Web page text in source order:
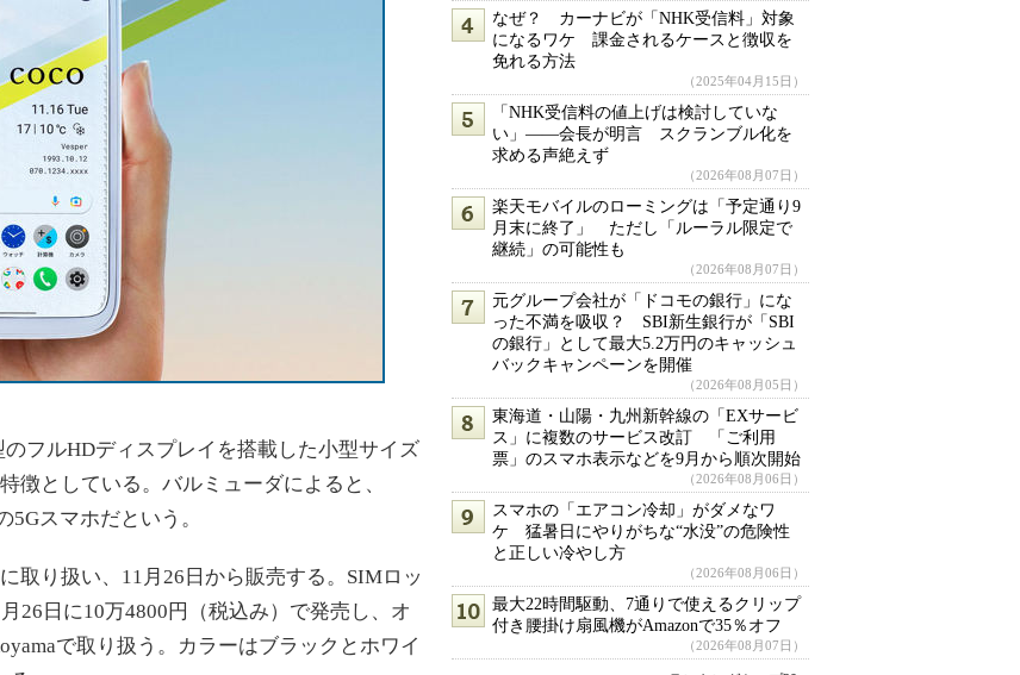
フルHDディスプレイを搭載した小型サイズ
徴としている。バルミューダによると、
スマホだという。
取り扱い、11月26日から販売する。SIMロッ
26日に10万4800円（税込み）で発売し、オ
で取り扱う。カラーはブラックとホワイ
なぜ？ カーナビが「NHK受信料」対象
になるワケ 課金されるケースと徴収を
免れる方法
（2025年04月15日）
「NHK受信料の値上げは検討していな
い」――会長が明言 スクランブル化を
求める声絶えず
（2026年08月07日）
楽天モバイルのローミングは「予定通り9
月末に終了」 ただし「ルーラル限定で
継続」の可能性も
（2026年08月07日）
元グループ会社が「ドコモの銀行」にな
った不満を吸収？ SBI新生銀行が「SBI
の銀行」として最大5.2万円のキャッシュ
バックキャンペーンを開催
（2026年08月05日）
東海道・山陽・九州新幹線の「EXサービ
ス」に複数のサービス改訂 「ご利用
票」のスマホ表示などを9月から順次開始
（2026年08月06日）
スマホの「エアコン冷却」がダメなワ
ケ 猛暑日にやりがちな“水没”の危険性
と正しい冷やし方
（2026年08月06日）
最大22時間駆動、7通りで使えるクリップ
付き腰掛け扇風機がAmazonで35％オフ
（2026年08月07日）